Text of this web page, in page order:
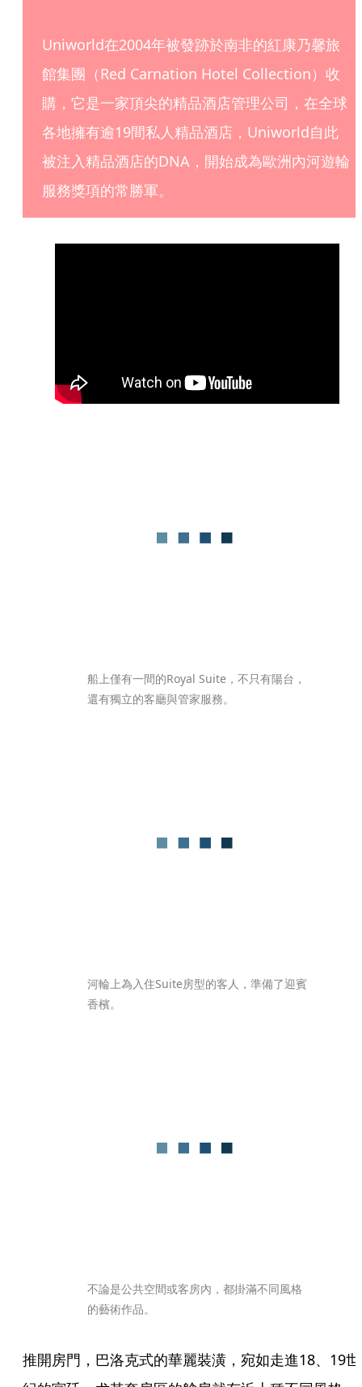
Uniworld在2004年被發跡於南非的紅康乃馨旅
館集團（Red Carnation Hotel Collection）收
購，它是一家頂尖的精品酒店管理公司，在全球
各地擁有逾19間私人精品酒店，Uniworld自此
被注入精品酒店的DNA，開始成為歐洲內河遊輪
服務獎項的常勝軍。
船上僅有一間的Royal Suite，不只有陽台，
還有獨立的客廳與管家服務。
河輪上為入住Suite房型的客人，準備了迎賓
香檳。
不論是公共空間或客房內，都掛滿不同風格
的藝術作品。
推開房門，巴洛克式的華麗裝潢，宛如走進18、19世